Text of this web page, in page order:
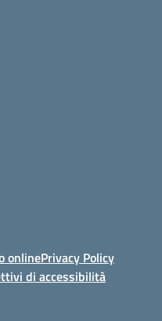
onlinePrivacy Policy
di accessibilità